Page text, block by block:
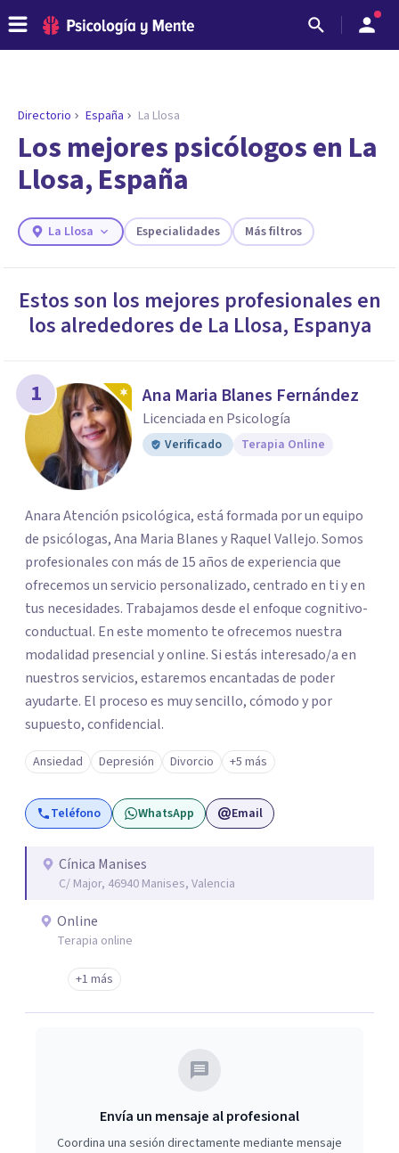
ENCONTRAR MI TERAPEUTA
¿Necesitas ayuda para encontrar el
psicólogo adecuado?
Responde a unas breves preguntas y te ofreceremos
necesidades.
Directorio España La Llosa
Los mejores psicólogos en La
Llosa, España
La Llosa Especialidades Más filtros
Estos son los mejores profesionales en
los alrededores de La Llosa, Espanya
1 Ana Maria Blanes Fernández
Licenciada en Psicología
Verificado Terapia Online
Anara Atención psicológica, está formada por un equipo
de psicólogas, Ana Maria Blanes y Raquel Vallejo. Somos
profesionales con más de 15 años de experiencia que
ofrecemos un servicio personalizado, centrado en ti y en
tus necesidades. Trabajamos desde el enfoque cognitivo-
conductual. En este momento te ofrecemos nuestra
modalidad presencial y online. Si estás interesado/a en
nuestros servicios, estaremos encantadas de poder
ayudarte. El proceso es muy sencillo, cómodo y por
supuesto, confidencial.
Ansiedad Depresión Divorcio +5 más
Teléfono WhatsApp Email
Cínica Manises
C/ Major, 46940 Manises, Valencia
Online
Terapia online
+1 más
Envía un mensaje al profesional
Coordina una sesión directamente mediante mensaje